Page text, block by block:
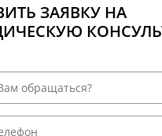
ЗАЯВКУ НА